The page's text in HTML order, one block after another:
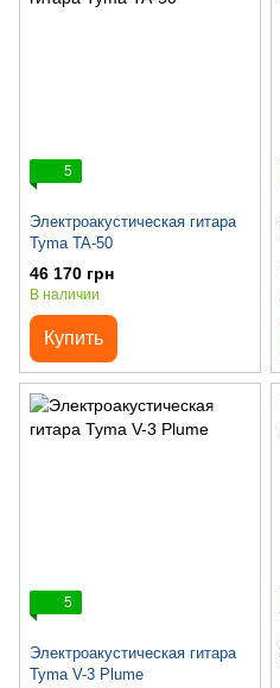
5
Электроакустическая гитара
Tyma TA-50
46 170 грн
В наличии
Купить
5
Электроакустическая гитара
Tyma V-3 Plume